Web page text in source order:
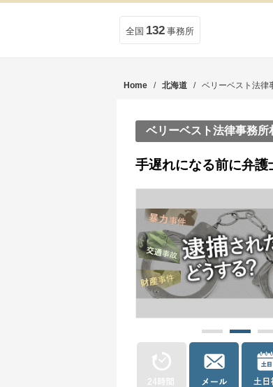
全国 132 事務所
Home / 北海道 / ベリーベスト法律
ベリーベスト法律事務所
手遅れになる前に弁護